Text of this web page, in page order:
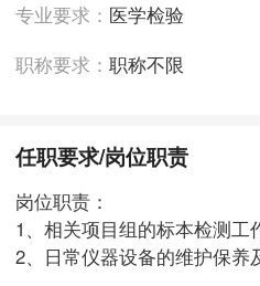
专业要求： 医学检验
职称要求：职称不限
任职要求/岗位职责
岗位职责：
1、相关项目组的标本检测工
2、日常仪器设备的维护保养